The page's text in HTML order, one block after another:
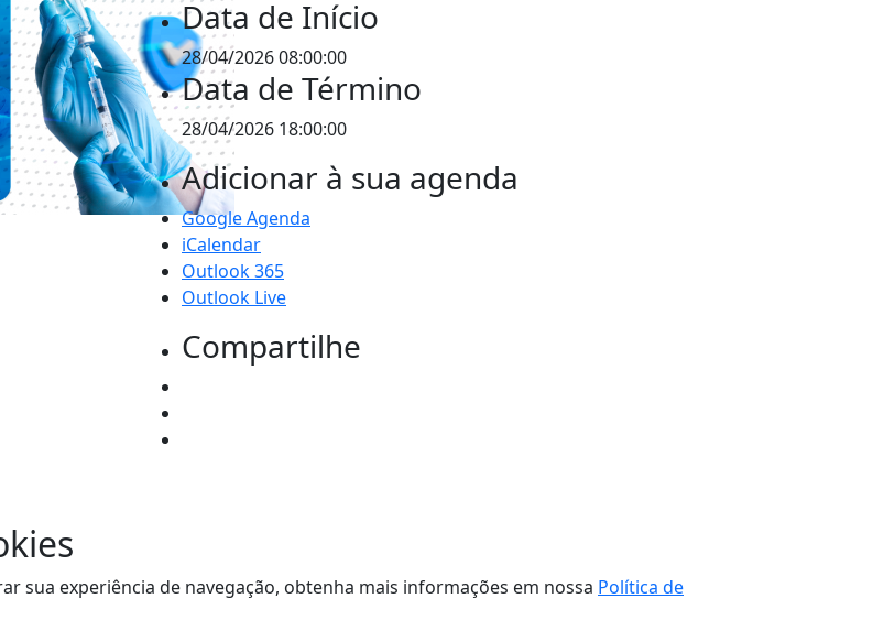
Data de Início
28/04/2026 08:00:00
Data de Término
28/04/2026 18:00:00
Adicionar à sua agenda
Google Agenda
iCalendar
Outlook 365
Outlook Live
Compartilhe
sua experiência de navegação, obtenha mais informações em nossa Política de